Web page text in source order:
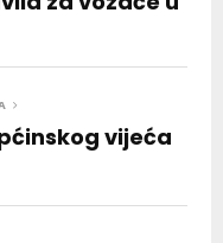
vijeća